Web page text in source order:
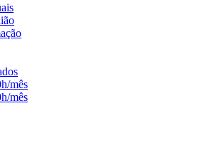
mês
mês